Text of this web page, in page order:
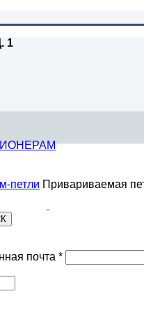
почта *
1
петли Привариваемая